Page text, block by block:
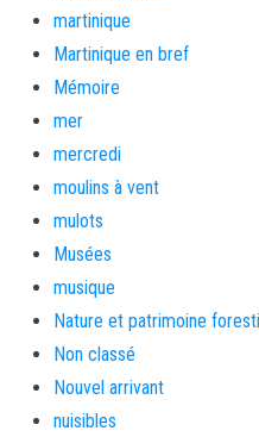
martinique
Martinique en bref
Mémoire
mer
mercredi
moulins à vent
mulots
Musées
musique
Nature et patrimoine
Non classé
Nouvel arrivant
nuisibles